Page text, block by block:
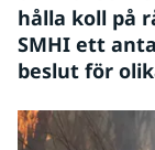
hålla koll på
SMHI ett
beslut för